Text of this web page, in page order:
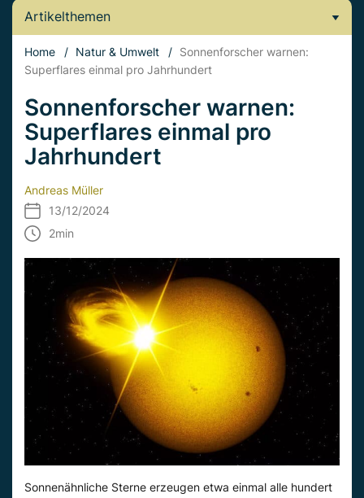
Artikelthemen
Home / Natur & Umwelt / Sonnenforscher warnen:
Superflares einmal pro Jahrhundert
Sonnenforscher warnen:
Superflares einmal pro
Jahrhundert
Andreas Müller
13/12/2024
2min
Sonnenähnliche Sterne erzeugen etwa einmal alle hundert